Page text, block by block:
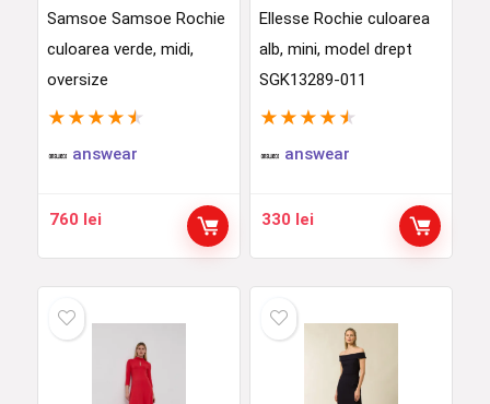
Samsoe Samsoe Rochie
culoarea verde, midi,
oversize
★ ★ ★ ★ ★
answear
760 lei
Ellesse Rochie culoarea
alb, mini, model drept
SGK13289-011
★ ★ ★ ★ ★
answear
330 lei